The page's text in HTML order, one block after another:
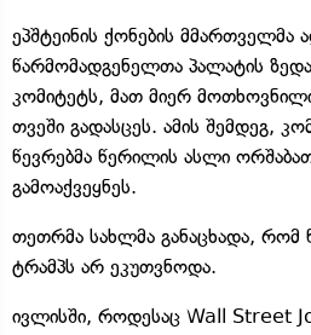
ეპშტეინის ქონების მმართველმა
წარმომადგენელთა პალატის
კომიტეტს, მათ მიერ
თვეში გადასცეს. ამის შემდეგ,
წევრებმა წერილის ასლი
გამოაქვეყნეს.
თეთრმა სახლმა განაცხადა,
ტრამპს არ ეკუთვნოდა.
ივლისში, როდესაც Wall Street